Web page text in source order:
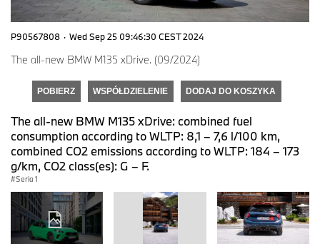
P90567808 · Wed Sep 25 09:46:30 CEST 2024
The all-new BMW M135 xDrive. (09/2024)
POBIERZ WSPÓŁDZIELENIE DODAJ DO KOSZYKA
The all-new BMW M135 xDrive: combined fuel
consumption according to WLTP: 8,1 – 7,6 l/100 km,
combined CO2 emissions according to WLTP: 184 – 173
g/km, CO2 class(es): G – F.
Seria 1